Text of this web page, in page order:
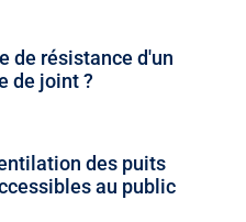
de résistance d'un
de joint ?
des puits
au public